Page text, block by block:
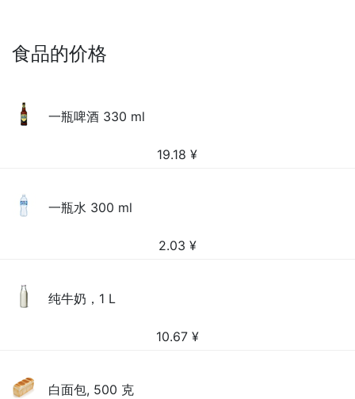
食品的价格
一瓶啤酒 330 ml
19.18 ¥
一瓶水 300 ml
2.03 ¥
纯牛奶，1 L
10.67 ¥
白面包, 500 克